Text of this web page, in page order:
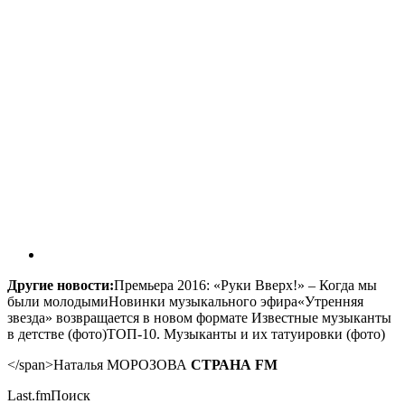
Другие новости:Премьера 2016: «Руки Вверх!» – Когда мы
были молодымиНовинки музыкального эфира«Утренняя
звезда» возвращается в новом формате Известные музыканты
в детстве (фото)ТОП-10. Музыканты и их татуировки (фото)
</span>Наталья МОРОЗОВА СТРАНА FM
Last.fmПоиск